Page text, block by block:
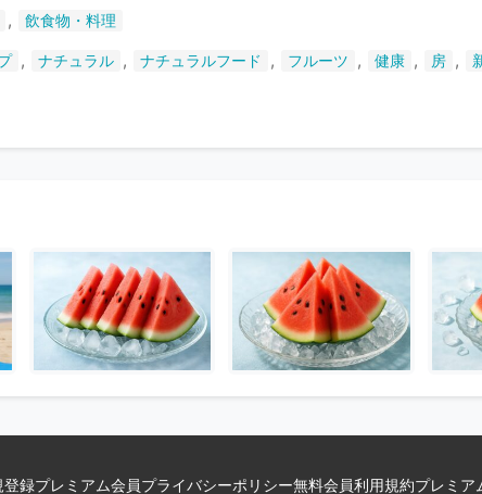
て
, 飲食物・料理
, ナチュラル , ナチュラルフード , フルーツ , 健康 , 房 ,
登録プレミアム会員プライバシーポリシー無料会員利用規約プレミア